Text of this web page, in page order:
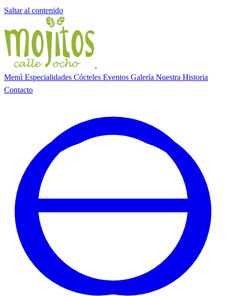
Saltar al contenido
Menú Especialidades Cócteles Eventos Galería Nuestra Historia
Contacto